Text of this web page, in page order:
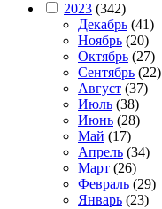
2023 (342)
Декабрь (41)
Ноябрь (20)
Октябрь (27)
Сентябрь (22)
Август (37)
Июль (38)
Июнь (28)
Май (17)
Апрель (34)
Март (26)
Февраль (29)
Январь (23)